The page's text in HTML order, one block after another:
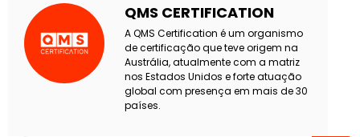
QMS CERTIFICATION
A QMS Certification é um organismo
de certificação que teve origem na
Austrália, atualmente com a matriz
nos Estados Unidos e forte atuação
global com presença em mais de 30
países.